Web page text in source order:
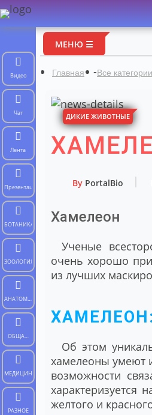
Видео
Чат
Лента
Презентации
БОТАНИКА
ЗООЛОГИЯ
АНАТОМИЯ
ЧЕЛОВЕКА
ОБЩАЯ
БИОЛОГИЯ
МЕДИЦИНА
РАЗНОЕ
МЕНЮ ☰
Главная -Все категории
ДИКИЕ ЖИВОТНЫЕ
ByPortalBio
Хамелеон
Ученые
очень хорошо
из лучших
Об этом
хамелеоны умеют
возможности
характеризуется
желтого и